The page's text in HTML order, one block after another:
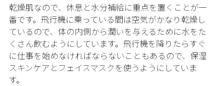
乾燥肌なので、休息と水分補給に重点を置くことが一
番です。飛行機に乗っている間は空気がかなり乾燥し
ているので、体の内側から潤いを与えるために水をた
くさん飲むようにしています。飛行機を降りたらすぐ
に仕事を始めなければならないこともあるので、保湿
スキンケアとフェイスマスクを使うようにしていま
す。